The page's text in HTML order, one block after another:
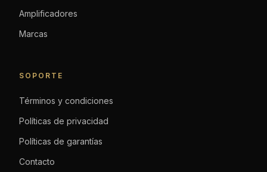
Amplificadores
Marcas
SOPORTE
Términos y condiciones
Políticas de privacidad
Políticas de garantías
Contacto